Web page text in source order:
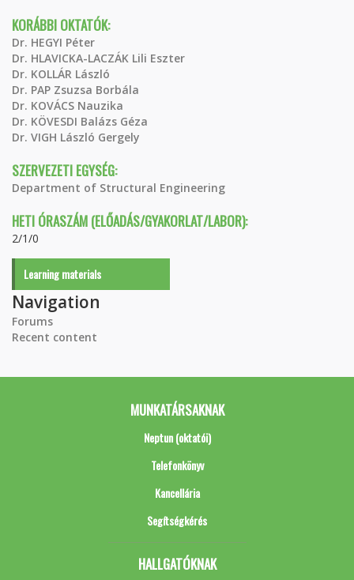
KORÁBBI OKTATÓK:
Dr. HEGYI Péter
Dr. HLAVICKA-LACZÁK Lili Eszter
Dr. KOLLÁR László
Dr. PAP Zsuzsa Borbála
Dr. KOVÁCS Nauzika
Dr. KÖVESDI Balázs Géza
Dr. VIGH László Gergely
SZERVEZETI EGYSÉG:
Department of Structural Engineering
HETI ÓRASZÁM (ELŐADÁS/GYAKORLAT/LABOR):
2/1/0
Learning materials
Navigation
Forums
Recent content
MUNKATÁRSAKNAK
Neptun (oktatói)
Telefonkönyv
Kancellária
Segítségkérés
HALLGATÓKNAK